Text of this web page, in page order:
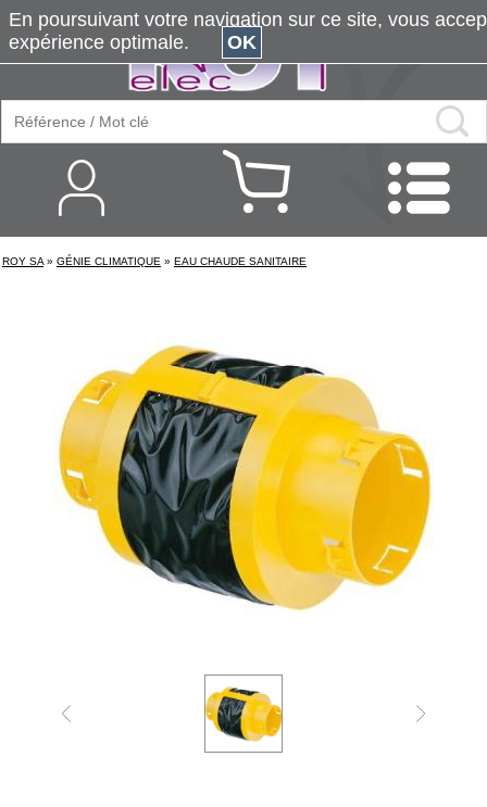
ROY SA » GÉNIE CLIMATIQUE » EAU CHAUDE SANITAIRE
En poursuivant votre navigation sur ce site, vous
expérience optimale.
OK